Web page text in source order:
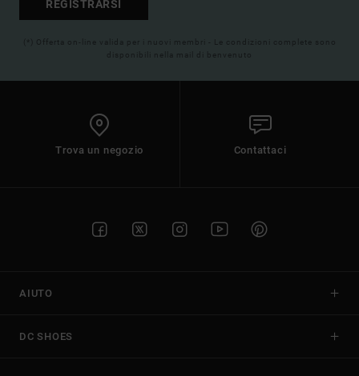
REGISTRARSI
(*) Offerta on-line valida per i nuovi membri - Le condizioni complete sono
disponibili nella mail di benvenuto
Trova un negozio Contattaci
AIUTO
DC SHOES